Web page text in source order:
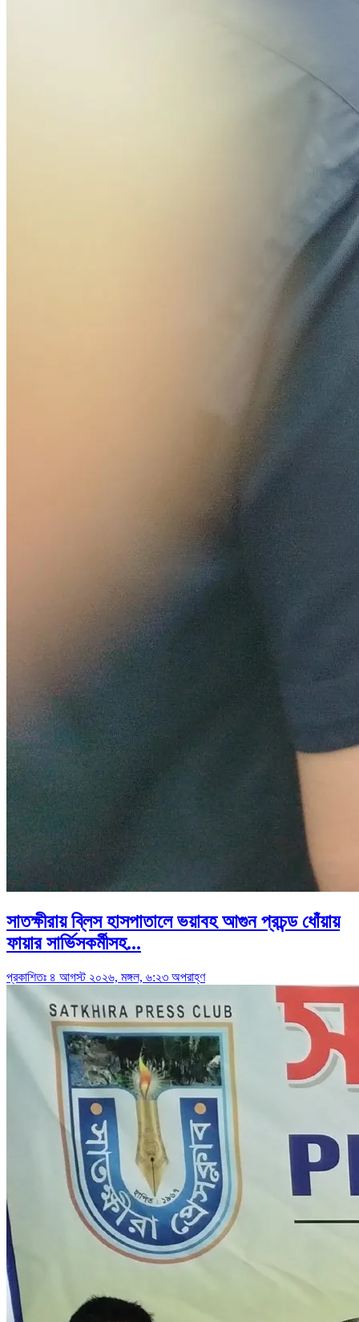
সাতক্ষীরায় ব্লিস হাসপাতালে ভয়াবহ আগুন প্রচন্ড ধোঁয়ায়
ফায়ার সার্ভিসকর্মীসহ...
প্রকাশিতঃ ৪ আগস্ট ২০২৬, মঙ্গল, ৬:২৩ অপরাহ্ণ